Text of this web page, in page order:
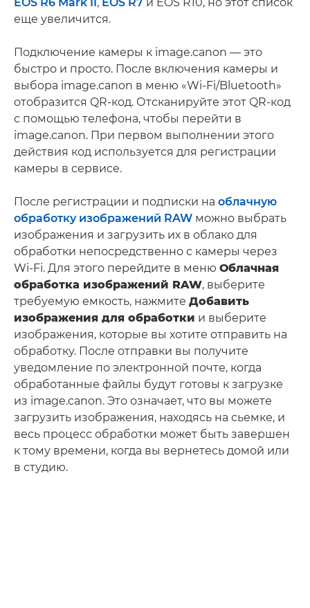
еще увеличится.
Подключение камеры к image.canon — это
быстро и просто. После включения камеры и
выбора image.canon в меню «Wi-Fi/Bluetooth»
отобразится QR-код. Отсканируйте этот QR-код
с помощью телефона, чтобы перейти в
image.canon. При первом выполнении этого
действия код используется для регистрации
камеры в сервисе.
После регистрации и подписки на облачную
обработку изображений RAW можно выбрать
изображения и загрузить их в облако для
обработки непосредственно с камеры через
Wi-Fi. Для этого перейдите в меню Облачная
обработка изображений RAW, выберите
требуемую емкость, нажмите Добавить
изображения для обработки и выберите
изображения, которые вы хотите отправить на
обработку. После отправки вы получите
уведомление по электронной почте, когда
обработанные файлы будут готовы к загрузке
из image.canon. Это означает, что вы можете
загрузить изображения, находясь на сьемке, и
весь процесс обработки может быть завершен
к тому времени, когда вы вернетесь домой или
в студию.